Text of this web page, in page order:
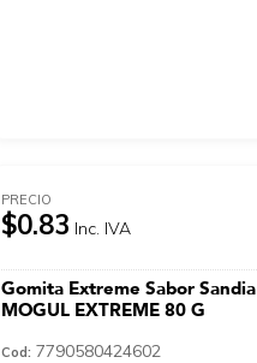
PRECIO
$0.83 Inc. IVA
Gomita Extreme Sabor Sandia
MOGUL EXTREME 80 G
Cod: 7790580424602